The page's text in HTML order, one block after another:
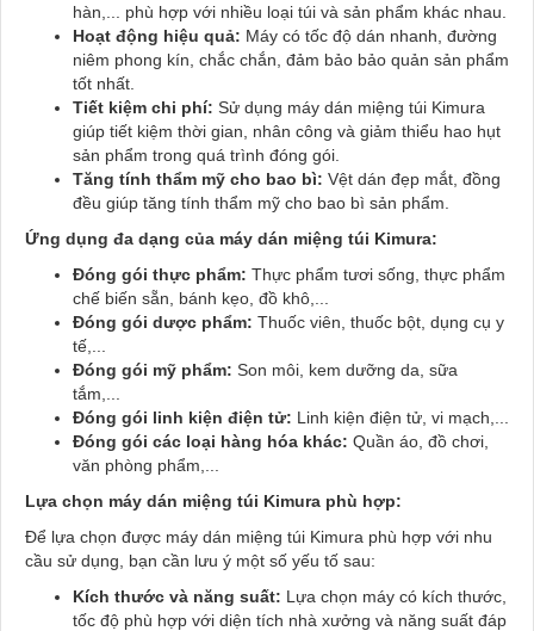
hàn,... phù hợp với nhiều loại túi và sản phẩm khác nhau.
Hoạt động hiệu quả: Máy có tốc độ dán nhanh, đường
niêm phong kín, chắc chắn, đảm bảo bảo quản sản phẩm
tốt nhất.
Tiết kiệm chi phí: Sử dụng máy dán miệng túi Kimura
giúp tiết kiệm thời gian, nhân công và giảm thiểu hao hụt
sản phẩm trong quá trình đóng gói.
Tăng tính thẩm mỹ cho bao bì: Vệt dán đẹp mắt, đồng
đều giúp tăng tính thẩm mỹ cho bao bì sản phẩm.
Ứng dụng đa dạng của máy dán miệng túi Kimura:
Đóng gói thực phẩm: Thực phẩm tươi sống, thực phẩm
chế biến sẵn, bánh kẹo, đồ khô,...
Đóng gói dược phẩm: Thuốc viên, thuốc bột, dụng cụ y
tế,...
Đóng gói mỹ phẩm: Son môi, kem dưỡng da, sữa
tắm,...
Đóng gói linh kiện điện tử: Linh kiện điện tử, vi mạch,...
Đóng gói các loại hàng hóa khác: Quần áo, đồ chơi,
văn phòng phẩm,...
Lựa chọn máy dán miệng túi Kimura phù hợp:
Để lựa chọn được máy dán miệng túi Kimura phù hợp với nhu
cầu sử dụng, bạn cần lưu ý một số yếu tố sau:
Kích thước và năng suất: Lựa chọn máy có kích thước,
tốc độ phù hợp với diện tích nhà xưởng và năng suất đáp